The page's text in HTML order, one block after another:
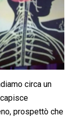
circa un
prospettò che